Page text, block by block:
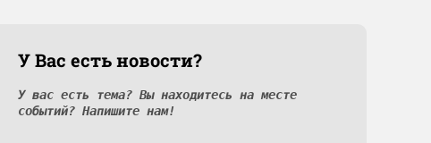
У Вас есть новости?
У вас есть тема? Вы находитесь на месте
событий? Напишите нам!